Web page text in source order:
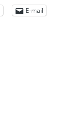
E-mail